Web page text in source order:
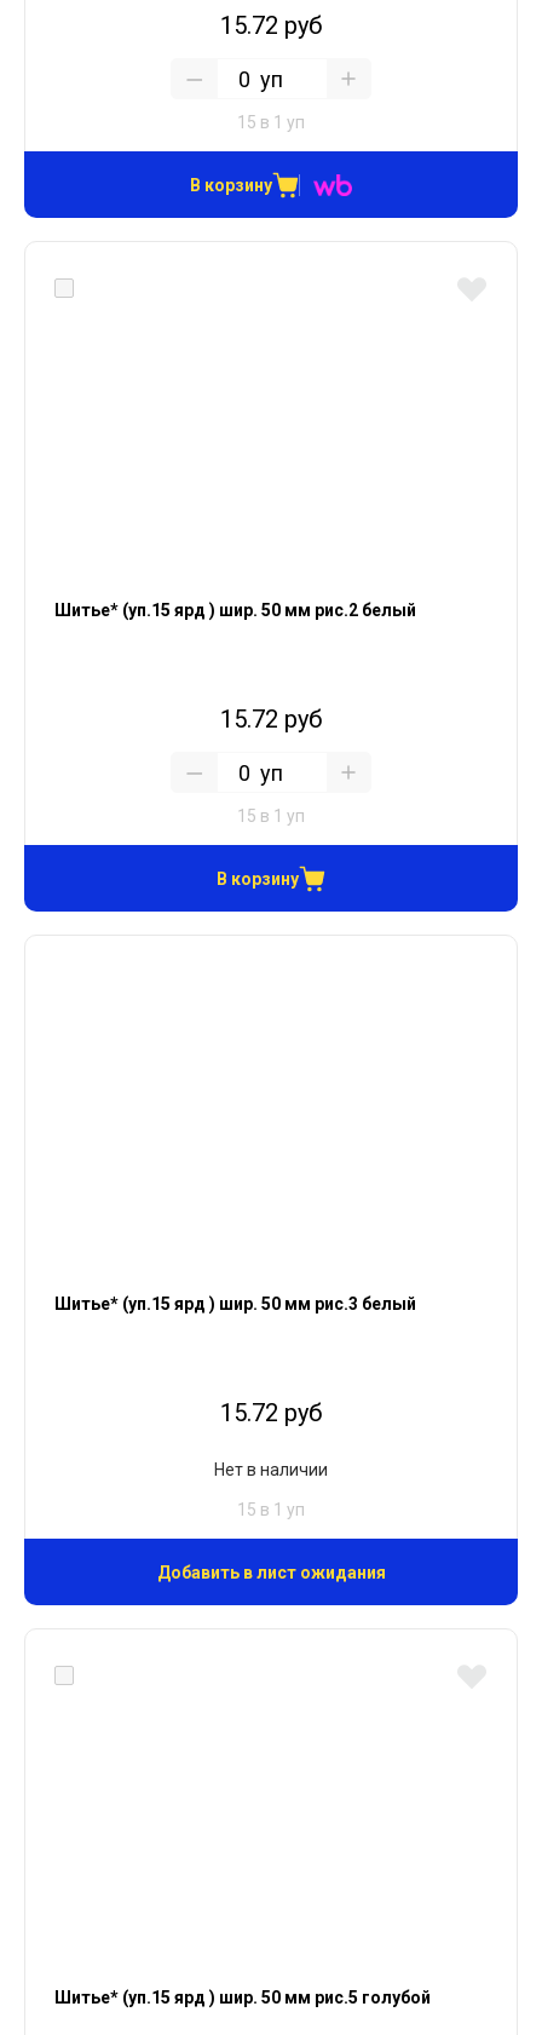
15.72 руб
уп
15 в 1 уп
В корзину
Шитье* (уп.15 ярд ) шир. 50 мм рис.2 белый
15.72 руб
уп
15 в 1 уп
В корзину
Шитье* (уп.15 ярд ) шир. 50 мм рис.3 белый
15.72 руб
Нет в наличии
15 в 1 уп
Добавить в лист ожидания
Шитье* (уп.15 ярд ) шир. 50 мм рис.5 голубой